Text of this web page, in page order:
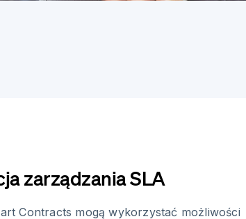
zarządzania SLA
Contracts mogą wykorzystać możliwości